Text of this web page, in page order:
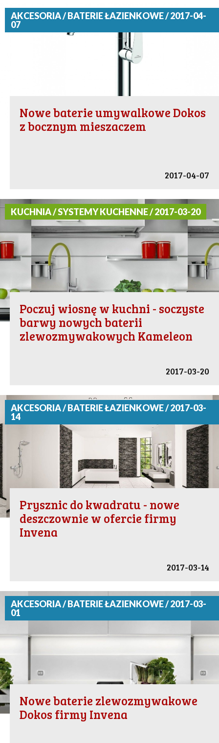
AKCESORIA / BATERIE ŁAZIENKOWE / 2017-04-
07
Nowe baterie umywalkowe Dokos
z bocznym mieszaczem
2017-04-07
KUCHNIA / SYSTEMY KUCHENNE / 2017-03-20
Poczuj wiosnę w kuchni - soczyste
barwy nowych baterii
zlewozmywakowych Kameleon
2017-03-20
AKCESORIA / BATERIE ŁAZIENKOWE / 2017-03-
14
Prysznic do kwadratu - nowe
deszczownie w ofercie firmy
Invena
2017-03-14
AKCESORIA / BATERIE ŁAZIENKOWE / 2017-03-
01
Nowe baterie zlewozmywakowe
Dokos firmy Invena